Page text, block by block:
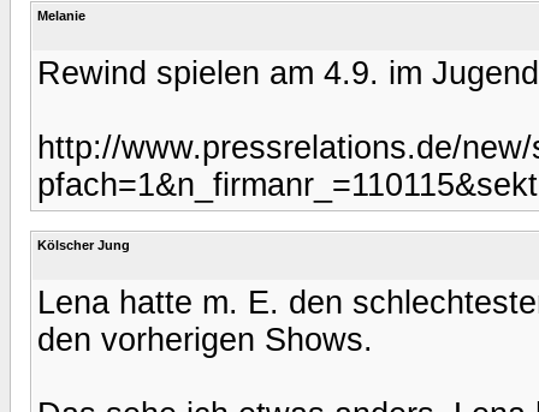
Melanie
Rewind spielen am 4.9. im
http://www.pressrelations.de/
Kölscher Jung
Lena hatte m. E. den
den vorherigen Shows.